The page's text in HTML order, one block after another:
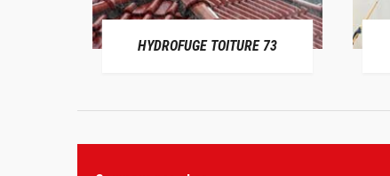
HYDROFUGE TOITURE 73